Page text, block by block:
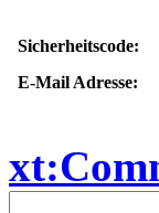
Sicherheitscode:
E-Mail Adresse: